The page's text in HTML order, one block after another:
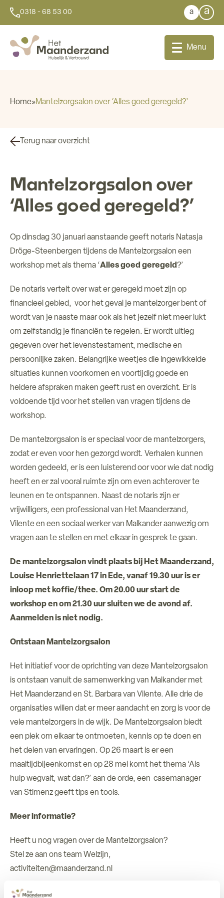
0318 - 68 53 00 a a
Aanleunwoningen
Wonen
Over ons
Verhuur ruimtes
Contact
Menu
Home»Mantelzorgsalon over ‘Alles goed geregeld?’
Terug naar overzicht
Mantelzorgsalon over
‘Alles goed geregeld?’
Op dinsdag 30 januari aanstaande geeft notaris Natasja
Dröge-Steenbergen tijdens de Mantelzorgsalon een
workshop met als thema ‘Alles goed geregeld?’
De notaris vertelt over wat er geregeld moet zijn op
financieel gebied, voor het geval je mantelzorger bent of
wordt van je naaste maar ook als het jezelf niet meer lukt
om zelfstandig je financiën te regelen. Er wordt uitleg
gegeven over het levenstestament, medische en
persoonlijke zaken. Belangrijke weetjes die ingewikkelde
situaties kunnen voorkomen en voortijdig goede en
heldere afspraken maken geeft rust en overzicht. Er is
voldoende tijd voor het stellen van vragen tijdens de
workshop.
De mantelzorgsalon is er speciaal voor de mantelzorgers,
zodat er even voor hen gezorgd wordt. Verhalen kunnen
worden gedeeld, er is een luisterend oor voor wie dat nodig
heeft en er zal vooral ruimte zijn om even achterover te
leunen en te ontspannen. Naast de notaris zijn er
vrijwilligers, een professional van Het Maanderzand,
Vilente en een sociaal werker van Malkander aanwezig om
vragen aan te stellen en met elkaar in gesprek te gaan.
De mantelzorgsalon vindt plaats bij Het Maanderzand,
Louise Henriettelaan 17 in Ede, vanaf 19.30 uur is er
inloop met koffie/thee. Om 20.00 uur start de
workshop en om 21.30 uur sluiten we de avond af.
Aanmelden is niet nodig.
Ontstaan Mantelzorgsalon
Het initiatief voor de oprichting van deze Mantelzorgsalon
is ontstaan vanuit de samenwerking van Malkander met
Het Maanderzand en St. Barbara van Vilente. Alle drie de
organisaties willen dat er meer aandacht en zorg is voor de
vele mantelzorgers in de wijk. De Mantelzorgsalon biedt
een plek om elkaar te ontmoeten, kennis op te doen en
het delen van ervaringen. Op 26 maart is er een
maaltijdbijeenkomst en op 28 mei komt het thema ‘Als
hulp wegvalt, wat dan?’ aan de orde, een casemanager
van Stimenz geeft tips en tools.
Meer informatie?
Heeft u nog vragen over de Mantelzorgsalon?
Stel ze aan ons team Welzijn,
activiteiten@maanderzand.nl